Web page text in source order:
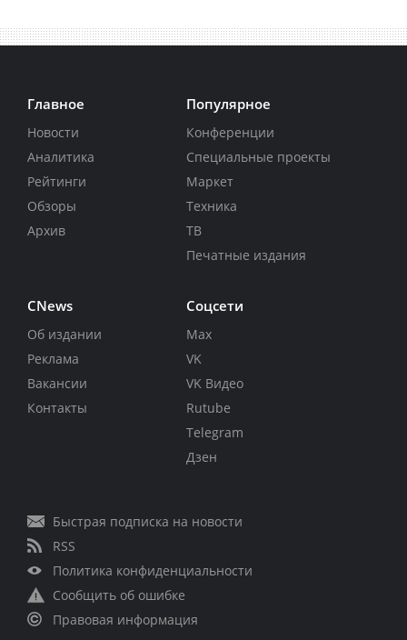
Главное
Новости
Аналитика
Рейтинги
Обзоры
Архив
Популярное
Конференции
Специальные проекты
Маркет
Техника
ТВ
Печатные издания
CNews
Об издании
Реклама
Вакансии
Контакты
Соцсети
Max
VK
VK Видео
Rutube
Telegram
Дзен
Быстрая подписка на новости
RSS
Политика конфиденциальности
Сообщить об ошибке
Правовая информация